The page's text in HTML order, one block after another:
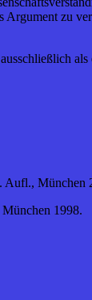
zu
Aufl., München
1998.